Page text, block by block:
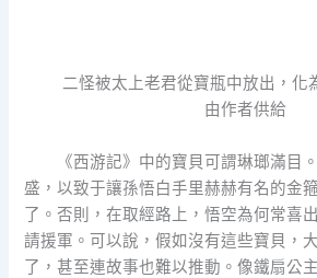
二怪被太上老君從寶瓶中放出，化
由作者供給
《西游記》中的寶貝可謂琳瑯滿目
盛，以致于讓孫悟白手里赫赫有名的金
了。否則，在取經路上，悟空為何常喜
請援軍。可以說，假如沒有這些寶貝，
了，甚至連故事也難以推動。像鐵扇公